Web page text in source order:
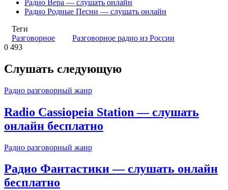
Радио Вера — слушать онлайн
Радио Родные Песни — слушать онлайн
Теги
Разговорное
Разговорное радио из России
0 493
Слушать следующую
Радио разговорный жанр
Radio Cassiopeia Station — слушать
онлайн бесплатно
Радио разговорный жанр
Радио Фантастики — слушать онлайн
бесплатно